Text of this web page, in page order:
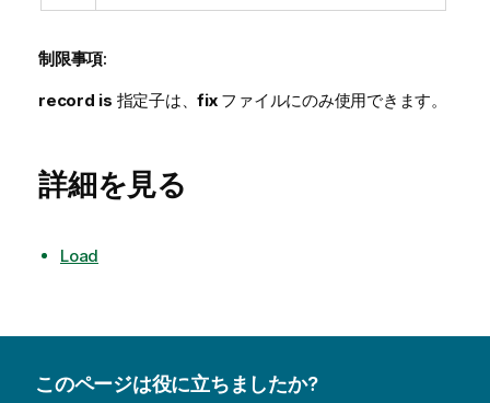
制限事項:
record is 指定子は、fixファイルにのみ使用できます。
詳細を見る
Load
このページは役に立ちましたか?